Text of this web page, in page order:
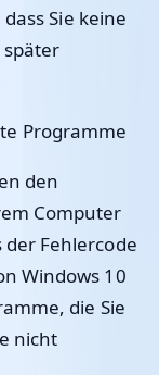
Sie keine
später
Programme
den
Computer
Fehlercode
Windows 10
die Sie
nicht